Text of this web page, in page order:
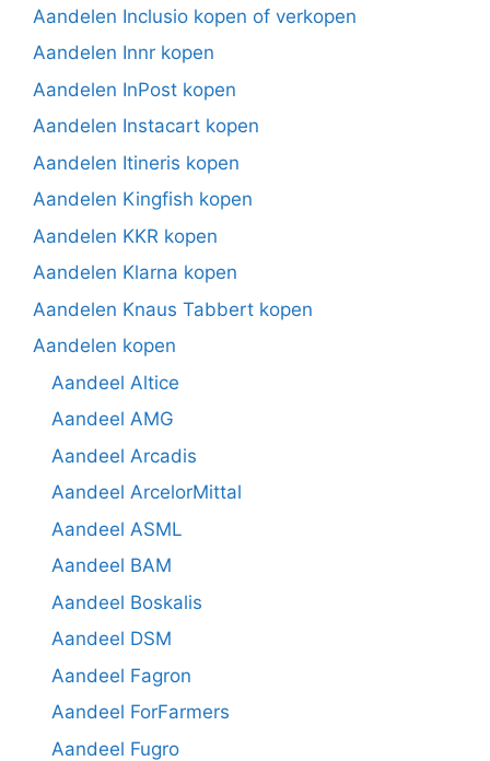
Aandelen Inclusio kopen of verkopen
Aandelen Innr kopen
Aandelen InPost kopen
Aandelen Instacart kopen
Aandelen Itineris kopen
Aandelen Kingfish kopen
Aandelen KKR kopen
Aandelen Klarna kopen
Aandelen Knaus Tabbert kopen
Aandelen kopen
Aandeel Altice
Aandeel AMG
Aandeel Arcadis
Aandeel ArcelorMittal
Aandeel ASML
Aandeel BAM
Aandeel Boskalis
Aandeel DSM
Aandeel Fagron
Aandeel ForFarmers
Aandeel Fugro